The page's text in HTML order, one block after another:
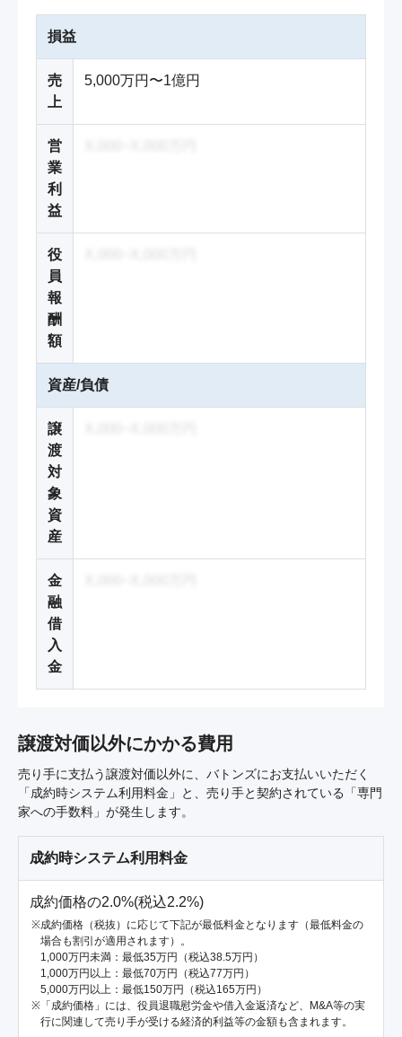
損益
売
上
5,000万円〜1億円
営
業
利
益
役
員
報
酬
額
資産/負債
譲
渡
対
象
資
産
金
融
借
入
金
譲渡対価以外にかかる費用
売り手に支払う譲渡対価以外に、バトンズにお支払いいただく
「成約時システム利用料金」と、売り手と契約されている「専門
家への手数料」が発生します。
成約時システム利用料金
成約価格の2.0%(税込2.2%)
成約価格（税抜）に応じて下記が最低料金となります（最低料金の
場合も割引が適用されます）。
1,000万円未満：最低35万円（税込38.5万円）
1,000万円以上：最低70万円（税込77万円）
5,000万円以上：最低150万円（税込165万円）
「成約価格」には、役員退職慰労金や借入金返済など、M&A等の実
行に関連して売り手が受ける経済的利益等の金額も含まれます。